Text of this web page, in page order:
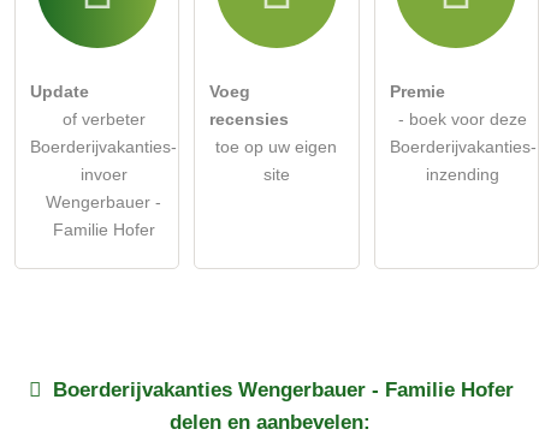
Update
of verbeter
Boerderijvakanties-
invoer
Wengerbauer -
Familie Hofer
Voeg
recensies
toe op uw eigen
site
Premie
- boek voor deze
Boerderijvakanties-
inzending
BoerderijvakantiesWengerbauer - Familie Hofer
delen en aanbevelen: